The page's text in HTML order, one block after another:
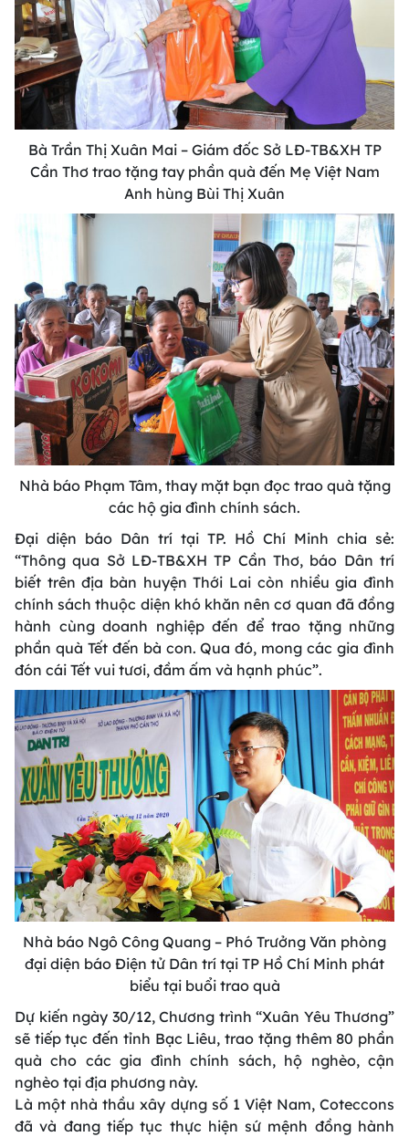
Bà Trần Thị Xuân Mai – Giám đốc Sở LĐ-TB&XH TP
Cần Thơ trao tặng tay phần quà đến Mẹ Việt Nam
Anh hùng Bùi Thị Xuân
Nhà báo Phạm Tâm, thay mặt bạn đọc trao quà tặng
các hộ gia đình chính sách.
Đại diện báo Dân trí tại TP. Hồ Chí Minh chia sẻ:
“Thông qua Sở LĐ-TB&XH TP Cần Thơ, báo Dân trí
biết trên địa bàn huyện Thới Lai còn nhiều gia đình
chính sách thuộc diện khó khăn nên cơ quan đã đồng
hành cùng doanh nghiệp đến để trao tặng những
phần quà Tết đến bà con. Qua đó, mong các gia đình
đón cái Tết vui tươi, đầm ấm và hạnh phúc”.
Nhà báo Ngô Công Quang – Phó Trưởng Văn phòng
đại diện báo Điện tử Dân trí tại TP Hồ Chí Minh phát
biểu tại buổi trao quà
Dự kiến ngày 30/12, Chương trình “Xuân Yêu Thương”
sẽ tiếp tục đến tỉnh Bạc Liêu, trao tặng thêm 80 phần
quà cho các gia đình chính sách, hộ nghèo, cận
nghèo tại địa phương này.
Là một nhà thầu xây dựng số 1 Việt Nam, Coteccons
đã và đang tiếp tục thực hiện sứ mệnh đồng hành